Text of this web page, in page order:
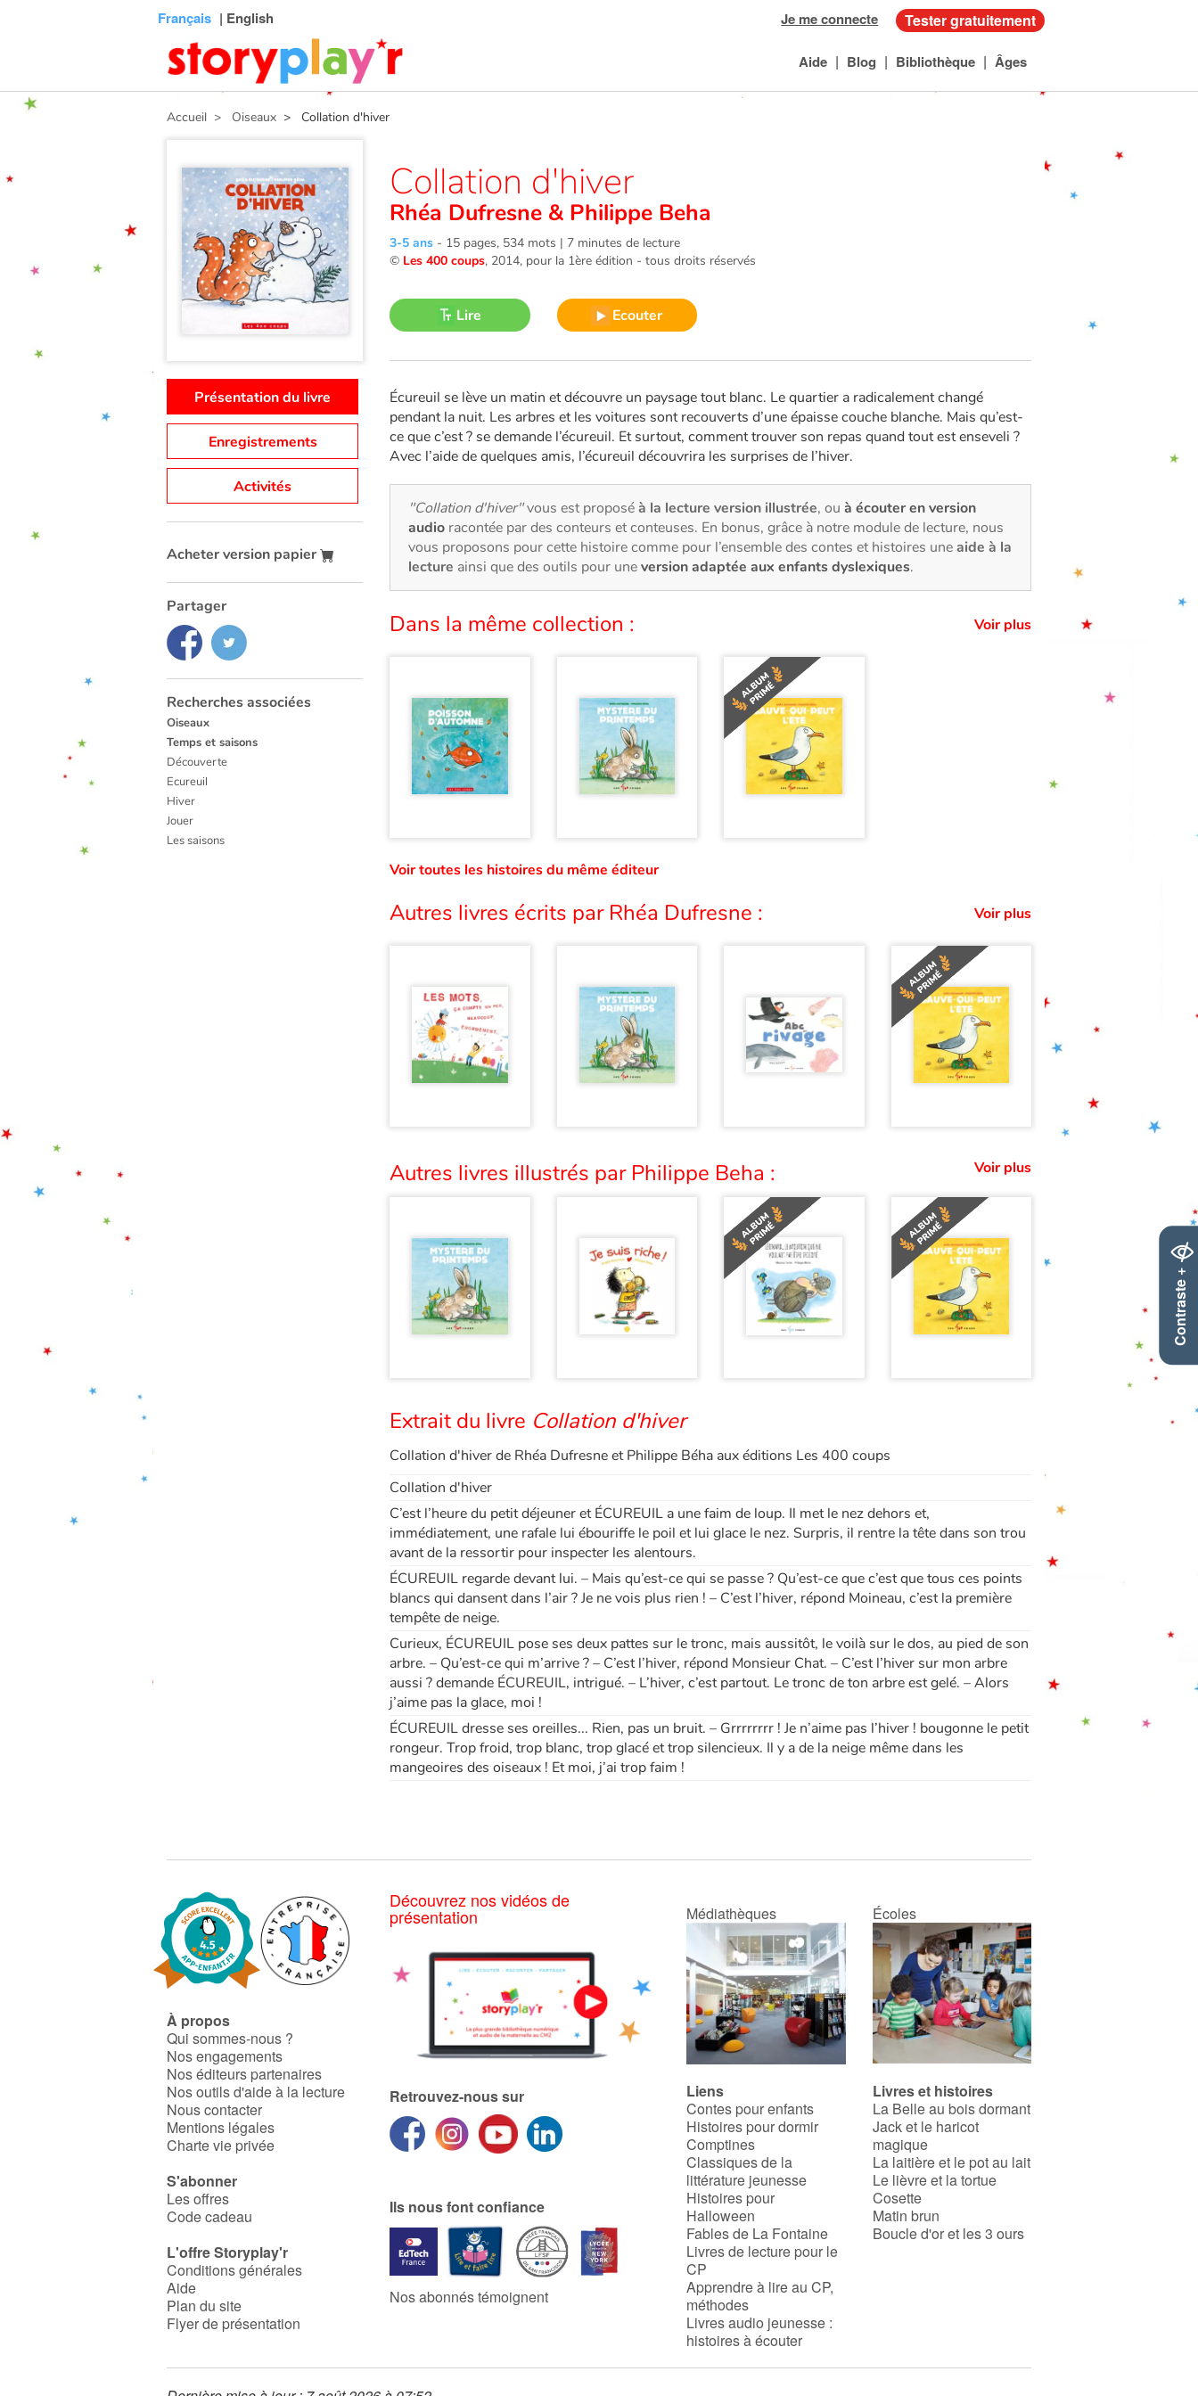
Contraste +
Français | English Je me connecte Tester gratuitement
Aide | Blog | Bibliothèque | Âges
Accueil > Oiseaux > Collation d'hiver
Collation d'hiver
Rhéa Dufresne & Philippe Beha
3-5 ans - 15 pages, 534 mots | 7 minutes de lecture
© Les 400 coups, 2014, pour la 1ère édition - tous droits réservés
Lire Ecouter
Présentation du livre
Enregistrements
Activités
Acheter version papier
Partager
Recherches associées
Oiseaux
Temps et saisons
Découverte
Ecureuil
Hiver
Jouer
Les saisons
Écureuil se lève un matin et découvre un paysage tout blanc. Le quartier a radicalement changé
pendant la nuit. Les arbres et les voitures sont recouverts d’une épaisse couche blanche. Mais qu’est-
ce que c’est ? se demande l’écureuil. Et surtout, comment trouver son repas quand tout est enseveli ?
Avec l’aide de quelques amis, l’écureuil découvrira les surprises de l’hiver.
"Collation d'hiver"vous est proposéà la lecture version illustrée, ou à écouter en version
audio racontée par des conteurs et conteuses. En bonus, grâce à notre module de lecture, nous
vous proposons pour cette histoire comme pour l’ensemble des contes et histoires uneaide à la
lecture ainsi que des outils pour uneversion adaptée aux enfants dyslexiques.
Dans la même collection : Voir plus
Voir toutes les histoires du même éditeur
Autres livres écrits par Rhéa Dufresne : Voir plus
Autres livres illustrés par Philippe Beha : Voir plus
Extrait du livre Collation d'hiver
Collation d'hiver de Rhéa Dufresne et Philippe Béha aux éditions Les 400 coups
Collation d'hiver
C’est l’heure du petit déjeuner et ÉCUREUIL a une faim de loup. Il met le nez dehors et,
immédiatement, une rafale lui ébouriffe le poil et lui glace le nez. Surpris, il rentre la tête dans son trou
avant de la ressortir pour inspecter les alentours.
ÉCUREUIL regarde devant lui. – Mais qu’est-ce qui se passe ? Qu’est-ce que c’est que tous ces points
blancs qui dansent dans l’air ? Je ne vois plus rien ! – C’est l’hiver, répond Moineau, c’est la première
tempête de neige.
Curieux, ÉCUREUIL pose ses deux pattes sur le tronc, mais aussitôt, le voilà sur le dos, au pied de son
arbre. – Qu’est-ce qui m’arrive ? – C’est l’hiver, répond Monsieur Chat. – C’est l’hiver sur mon arbre
aussi ? demande ÉCUREUIL, intrigué. – L’hiver, c’est partout. Le tronc de ton arbre est gelé. – Alors
j’aime pas la glace, moi !
ÉCUREUIL dresse ses oreilles... Rien, pas un bruit. – Grrrrrrrr ! Je n’aime pas l’hiver ! bougonne le petit
rongeur. Trop froid, trop blanc, trop glacé et trop silencieux. Il y a de la neige même dans les
mangeoires des oiseaux ! Et moi, j’ai trop faim !
À propos
Qui sommes-nous ?
Nos engagements
Nos éditeurs partenaires
Nos outils d'aide à la lecture
Nous contacter
Mentions légales
Charte vie privée
S'abonner
Les offres
Code cadeau
L'offre Storyplay'r
Conditions générales
Aide
Plan du site
Flyer de présentation
Découvrez nos vidéos de
présentation
Retrouvez-nous sur
Ils nous font confiance
Nos abonnés témoignent
Médiathèques Écoles
Liens
Contes pour enfants
Histoires pour dormir
Comptines
Classiques de la
littérature jeunesse
Histoires pour
Halloween
Fables de La Fontaine
Livres de lecture pour le
CP
Apprendre à lire au CP,
méthodes
Livres audio jeunesse :
histoires à écouter
Livres et histoires
La Belle au bois dormant
Jack et le haricot
magique
La laitière et le pot au lait
Le lièvre et la tortue
Cosette
Matin brun
Boucle d'or et les 3 ours